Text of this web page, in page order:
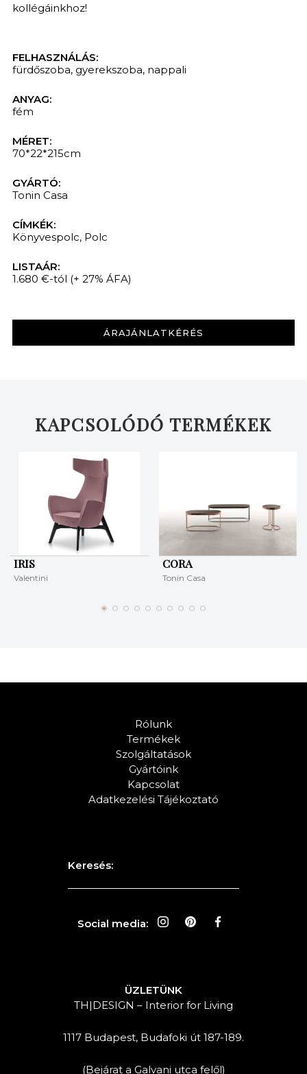
kollégáinkhoz!
FELHASZNÁLÁS:
fürdőszoba, gyerekszoba, nappali
ANYAG:
fém
MÉRET:
70*22*215cm
GYÁRTÓ:
Tonin Casa
CÍMKÉK:
Könyvespolc, Polc
LISTAÁR:
1.680 €-tól (+ 27% ÁFA)
ÁRAJÁNLATKÉRÉS
KAPCSOLÓDÓ TERMÉKEK
IRIS
Valentini
CORA
Tonin Casa
Rólunk
Termékek
Szolgáltatások
Gyártóink
Kapcsolat
Adatkezelési Tájékoztató
Keresés:
Social media:
ÜZLETÜNK
TH|DESIGN – Interior for Living
1117 Budapest, Budafoki út 187-189.
(Bejárat a Galvani utca felől)
KERESÉS